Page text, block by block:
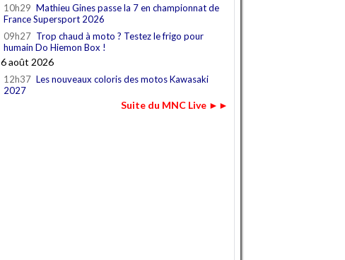
10h29 Mathieu Gines passe la 7 en championnat de
France Supersport 2026
09h27 Trop chaud à moto ? Testez le frigo pour
humain Do Hiemon Box !
6 août 2026
12h37 Les nouveaux coloris des motos Kawasaki
2027
Suite du MNC Live ►►